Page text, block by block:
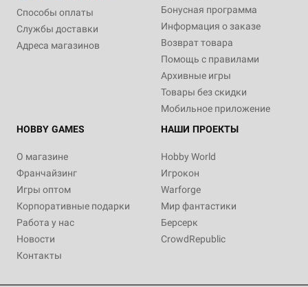
Способы оплаты
Службы доставки
Адреса магазинов
Бонусная программа
Информация о заказе
Возврат товара
Помощь с правилами
Архивные игры
Товары без скидки
Мобильное приложение
HOBBY GAMES
О магазине
Франчайзинг
Игры оптом
Корпоративные подарки
Работа у нас
Новости
Контакты
НАШИ ПРОЕКТЫ
Hobby World
Игрокон
Warforge
Мир фантастики
Берсерк
CrowdRepublic